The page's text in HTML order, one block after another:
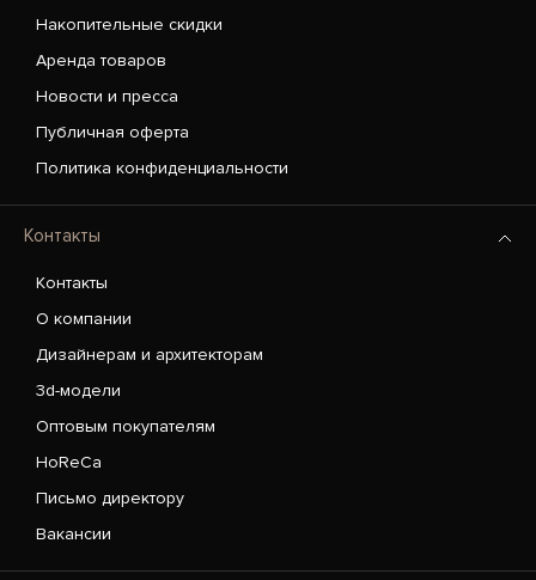
Накопительные скидки
Аренда товаров
Новости и пресса
Публичная оферта
Политика конфиденциальности
Контакты
Контакты
О компании
Дизайнерам и архитекторам
3d-модели
Оптовым покупателям
HoReCa
Письмо директору
Вакансии